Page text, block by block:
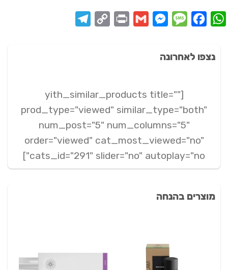
WhatsApp
Facebook
Message
Messenger
Gmail
Print
Copy
Telegram
נצפו לאחרונה
[yith_similar_products title=""
prod_type="viewed" similar_type="both"
num_post="5" num_columns="5"
order="viewed" cat_most_viewed="no"
cats_id="291" slider="no" autoplay="no"]
מוצרים בהנחה